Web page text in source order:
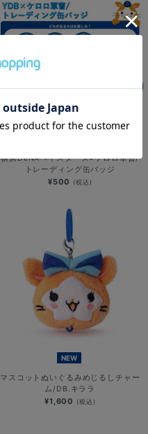
横浜DeNAベイスターズ×ケロロ軍曹/
トレーディング缶バッジ
¥500 (税込)
NEW
マスコットぬいぐるみめじるしチャー
ム/DB.キララ
¥1,600 (税込)